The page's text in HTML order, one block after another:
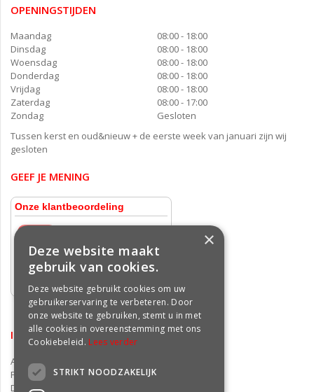
OPENINGSTIJDEN
Maandag
08:00 - 18:00
Dinsdag
08:00 - 18:00
Woensdag
08:00 - 18:00
Donderdag
08:00 - 18:00
Vrijdag
08:00 - 18:00
Zaterdag
08:00 - 17:00
Zondag
Gesloten
Tussen kerst en oud&nieuw + de eerste week van januari zijn wij
gesloten
GEEF JE MENING
INFORMATIE
Algemene voorwaarden
Privacy statement
Disclaimer
×
Deze website maakt
gebruik van cookies.
Deze website gebruikt cookies om uw
gebruikerservaring te verbeteren. Door
onze website te gebruiken, stemt u in met
alle cookies in overeenstemming met ons
Cookiebeleid. Lees verder
STRIKT NOODZAKELIJK